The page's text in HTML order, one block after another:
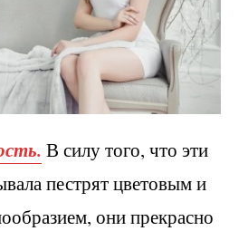
В силу того, что эти
пестрят цветовым и
они прекрасно